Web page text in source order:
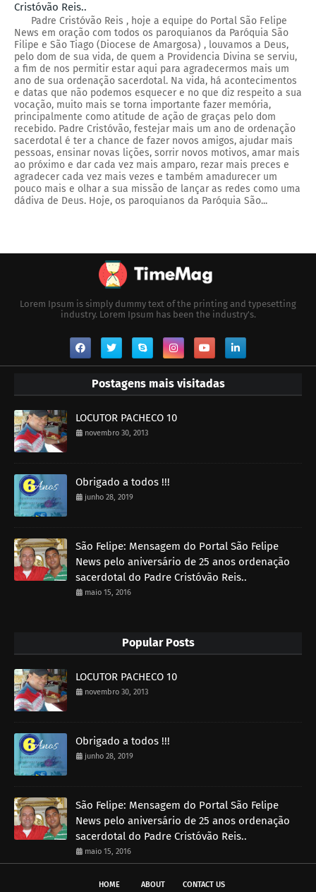
Cristóvão Reis..
Padre Cristóvão Reis , hoje a equipe do Portal São Felipe
News em oração com todos os paroquianos da Paróquia São
Filipe e São Tiago (Diocese de Amargosa) , louvamos a Deus,
pelo dom de sua vida, de quem a Providencia Divina se serviu,
a fim de nos permitir estar aqui para agradecermos mais um
ano de sua ordenação sacerdotal. Na vida, há acontecimentos
e datas que não podemos esquecer e no que diz respeito a sua
vocação, muito mais se torna importante fazer memória,
principalmente como atitude de ação de graças pelo dom
recebido. Padre Cristóvão, festejar mais um ano de ordenação
sacerdotal é ter a chance de fazer novos amigos, ajudar mais
pessoas, ensinar novas lições, sorrir novos motivos, amar mais
ao próximo e dar cada vez mais amparo, rezar mais preces e
agradecer cada vez mais vezes e também amadurecer um
pouco mais e olhar a sua missão de lançar as redes como uma
dádiva de Deus. Hoje, os paroquianos da Paróquia São...
Lorem Ipsum is simply dummy text of the printing and typesetting
industry. Lorem Ipsum has been the industry's.
Postagens mais visitadas
LOCUTOR PACHECO 10
novembro 30, 2013
Obrigado a todos !!!
junho 28, 2019
São Felipe: Mensagem do Portal São Felipe
News pelo aniversário de 25 anos ordenação
sacerdotal do Padre Cristóvão Reis..
maio 15, 2016
Popular Posts
LOCUTOR PACHECO 10
novembro 30, 2013
Obrigado a todos !!!
junho 28, 2019
São Felipe: Mensagem do Portal São Felipe
News pelo aniversário de 25 anos ordenação
sacerdotal do Padre Cristóvão Reis..
maio 15, 2016
HOME ABOUT CONTACT US